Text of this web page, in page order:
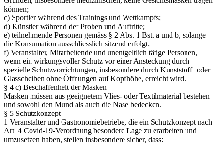
können;
c) Sportler während des Trainings und Wettkampfs;
d) Künstler während der Proben und Auftritte;
e) teilnehmende Personen gemäss § 2 Abs. 1 Bst. a und b, solange
die Konsumation ausschliesslich sitzend erfolgt;
f) Veranstalter, Mitarbeitende und unentgeltlich tätige Personen,
wenn ein wirkungsvoller Schutz vor einer Ansteckung durch
spezielle Schutzvorrichtungen, insbesondere durch Kunststoff- oder
Glasscheiben ohne Öffnungen auf Kopfhöhe, erreicht wird.
§ 4 c) Beschaffenheit der Masken
Masken müssen aus geeignetem Vlies- oder Textilmaterial bestehen
und sowohl den Mund als auch die Nase bedecken.
§ 5 Schutzkonzept
1 Veranstalter und Gastronomiebetriebe, die ein Schutzkonzept nach
Art. 4 Covid-19-Verordnung besondere Lage zu erarbeiten und
umzusetzen haben, stellen insbesondere sicher, dass: